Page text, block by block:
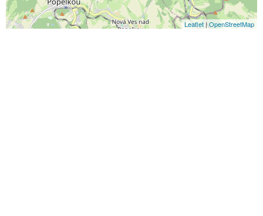
Leaflet|OpenStreetMap